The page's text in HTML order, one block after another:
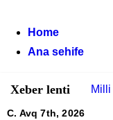
content
Home
Ana sehife
Xeber lenti Milli
C. Avq 7th, 2026